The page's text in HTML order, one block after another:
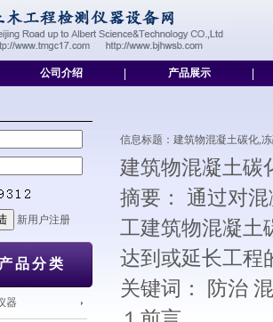
公司介绍 产品展示
新用户注册
产品分类
器
信息标题：建筑物混凝土碳化,
建筑物混凝土
摘要： 通过对
工建筑物混凝土
达到或延长工程
关键词： 防治